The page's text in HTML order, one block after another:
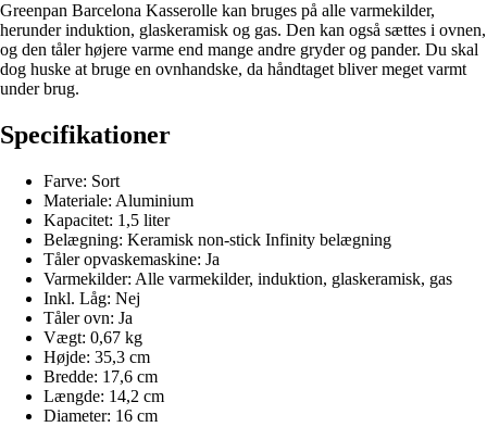
Greenpan Barcelona Kasserolle kan bruges på alle varmekilder,
herunder induktion, glaskeramisk og gas. Den kan også sættes i ovnen,
og den tåler højere varme end mange andre gryder og pander. Du skal
dog huske at bruge en ovnhandske, da håndtaget bliver meget varmt
under brug.
Specifikationer
Farve: Sort
Materiale: Aluminium
Kapacitet: 1,5 liter
Belægning: Keramisk non-stick Infinity belægning
Tåler opvaskemaskine: Ja
Varmekilder: Alle varmekilder, induktion, glaskeramisk, gas
Inkl. Låg: Nej
Tåler ovn: Ja
Vægt: 0,67 kg
Højde: 35,3 cm
Bredde: 17,6 cm
Længde: 14,2 cm
Diameter: 16 cm